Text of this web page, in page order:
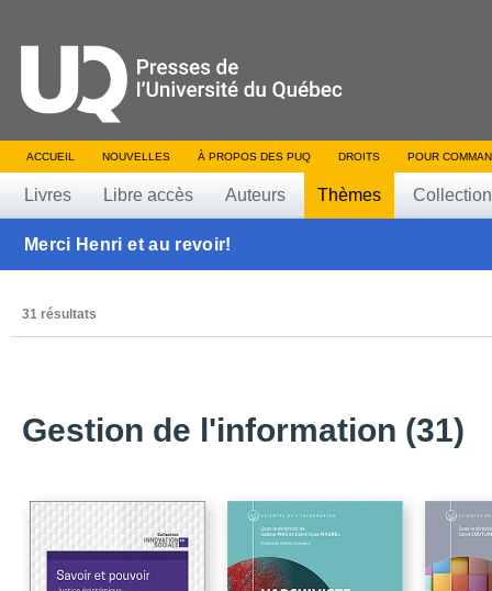
ACCUEIL NOUVELLES À PROPOS DES PUQ DROITS POUR
Livres Libre accès Auteurs Thèmes
Merci Henri et au revoir!
31 résultats
Gestion de l'information (31)